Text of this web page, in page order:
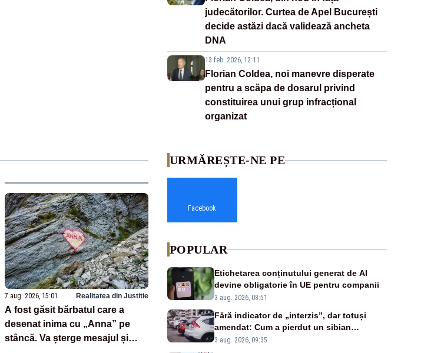
judecătorilor. Curtea de Apel București
decide astăzi dacă validează ancheta
DNA
13 feb. 2026, 12:11
Florian Coldea, noi manevre disperate
pentru a scăpa de dosarul privind
constituirea unui grup infracțional
organizat
7 aug. 2026, 15:01 Realitatea din Justitie
A fost găsit bărbatul care a
desenat inima cu „Anna” pe
stâncă. Va șterge mesajul și
URMĂREȘTE-NE PE
Facebook
POPULAR
Etichetarea conținutului generat de AI
devine obligatorie în UE pentru companii
3 aug. 2026, 08:51
Fără indicator de „interzis”, dar totuși
amendat: Cum a pierdut un sibian
procesul pentru o parcare în centrul
3 aug. 2026, 09:35